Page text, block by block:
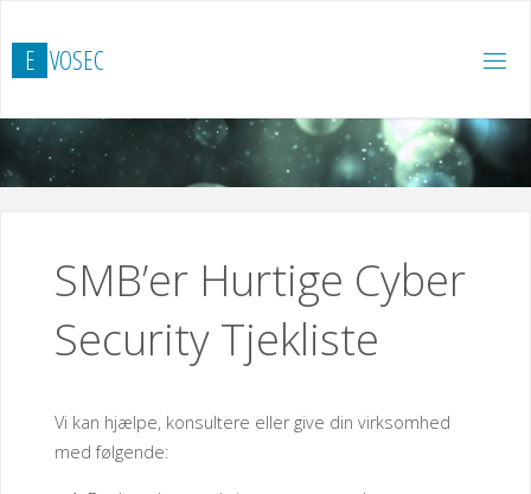
to
content
E VOSEC
SMB’er Hurtige Cyber
Security Tjekliste
Vi kan hjælpe, konsultere eller give din virksomhed
med følgende: